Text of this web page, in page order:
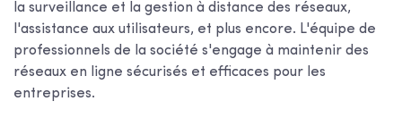
la surveillance et la gestion à distance des réseaux,
l'assistance aux utilisateurs, et plus encore. L'équipe de
professionnels de la société s'engage à maintenir des
réseaux en ligne sécurisés et efficaces pour les
entreprises.